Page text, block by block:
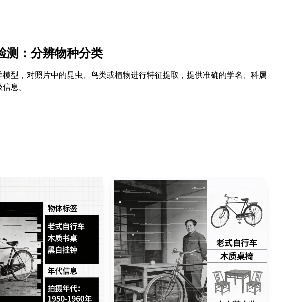
测：分辨物种分类
模型，对照片中的昆虫、鸟类或植物进行特征提取，提供准确的学名、科属
息。